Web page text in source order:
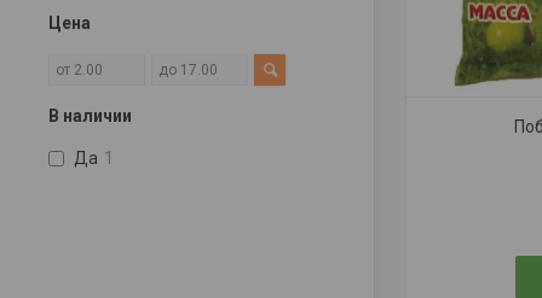
Цена
В наличии
Да 1